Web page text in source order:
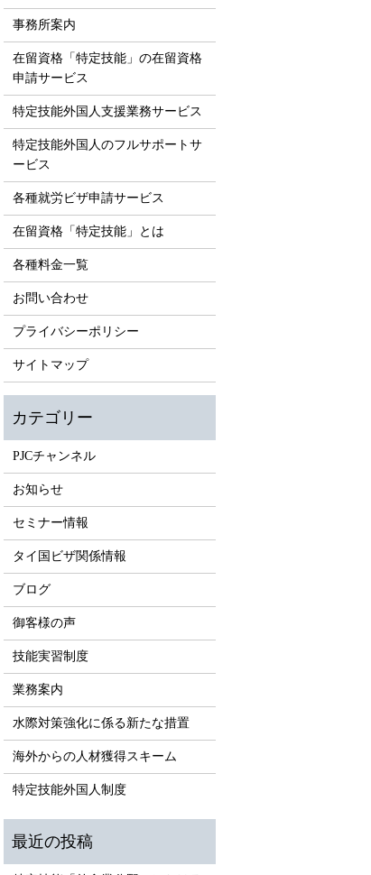
事務所案内
在留資格「特定技能」の在留資格
申請サービス
特定技能外国人支援業務サービス
特定技能外国人のフルサポートサ
ービス
各種就労ビザ申請サービス
在留資格「特定技能」とは
各種料金一覧
お問い合わせ
プライバシーポリシー
サイトマップ
PJCチャンネル
お知らせ
セミナー情報
タイ国ビザ関係情報
ブログ
御客様の声
技能実習制度
業務案内
水際対策強化に係る新たな措置
海外からの人材獲得スキーム
特定技能外国人制度